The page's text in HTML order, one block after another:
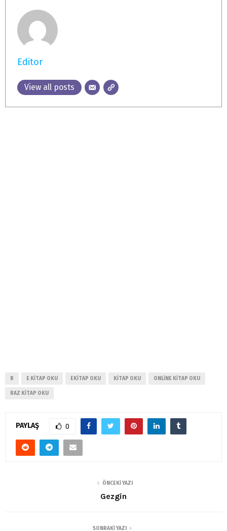
Editor
View all posts
B E KITAP OKU EKITAP OKU KITAP OKU ONLINE KITAP OKU
RAZ KITAP OKU
PAYLAŞ 0
ÖNCEKI YAZI
Gezgin
SONRAKI YAZI